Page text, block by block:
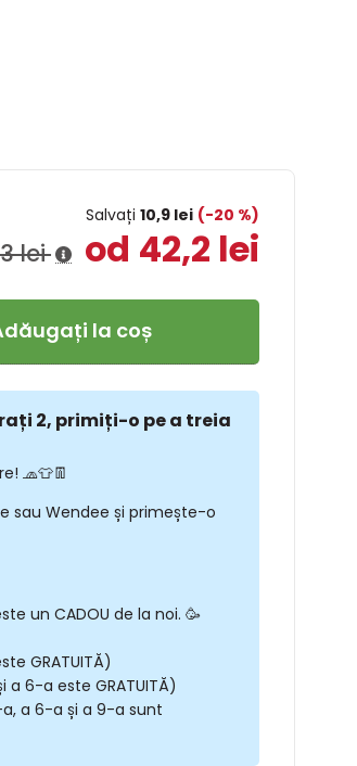
Salvați10,9 lei (-20 %)
lei od 42,2 lei
la coș
2, primiți-o pe a treia
🧢👕👖
sau Wendee și primește-o
un CADOU de la noi. 🥳
GRATUITĂ)
6-a este GRATUITĂ)
a 6-a și a 9-a sunt